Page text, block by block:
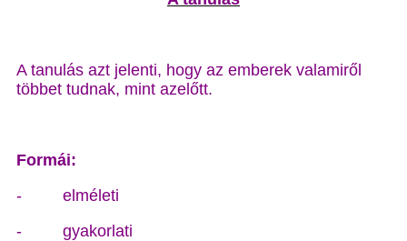
A tanulás azt jelenti, hogy az emberek valamiről
többet tudnak, mint azelőtt.
Formái:
- elméleti
- gyakorlati